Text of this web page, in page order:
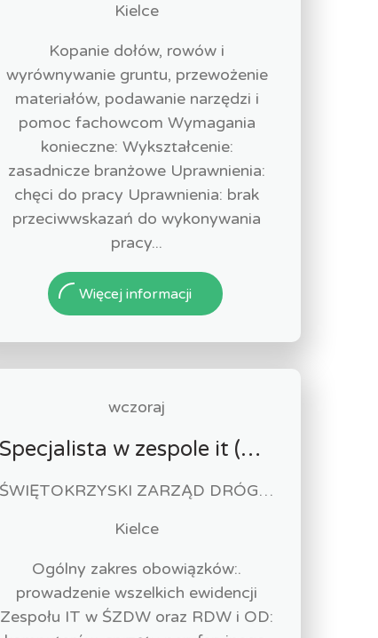
Kielce
Kopanie dołów, rowów i
wyrównywanie gruntu, przewożenie
materiałów, podawanie narzędzi i
pomoc fachowcom Wymagania
konieczne: Wykształcenie:
zasadnicze branżowe Uprawnienia:
chęci do pracy Uprawnienia: brak
przeciwwskazań do wykonywania
pracy...
Więcej informacji
wczoraj
Specjalista w zespole it (m/k)
ŚWIĘTOKRZYSKI ZARZĄD DRÓG WOJEWÓDZKICH
Kielce
Ogólny zakres obowiązków:.
prowadzenie wszelkich ewidencji
Zespołu IT w ŚZDW oraz RDW i OD: